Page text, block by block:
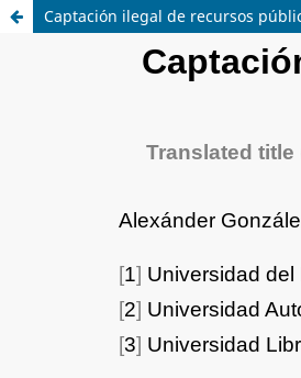
Captación ilegal de recursos